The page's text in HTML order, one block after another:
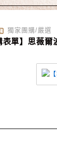
獨家團購/嚴選
表單】思薇爾